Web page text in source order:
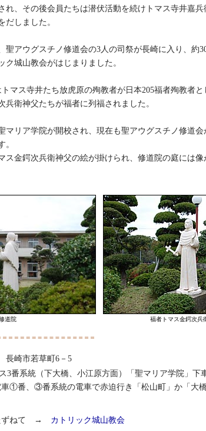
れ、その後会員たちは潜伏活動を続けトマス寺井嘉
だしました。
聖アウグスチノ修道会の3人の司祭が長崎に入り、約
ク城山教会がはじまりました。
マス寺井たち放虎原の殉教者が日本205福者殉教者と
兵衛神父たちが福者に列福されました。
マリア学院が開校され、現在も聖アウグスチノ修道
。
金鍔次兵衛神父の絵が掛けられ、修道院の庭には像
道院 福者トマス金鍔次兵
長崎市若草町6－5
3番系統（下大橋、小江原方面）「聖マリア学院」
番系統の電車で赤迫行き「松山町」か「大橋
たずねて → カトリック城山教会